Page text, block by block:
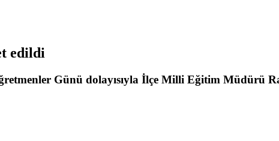
edildi
Günü dolayısıyla İlçe Milli Eğitim Müdürü